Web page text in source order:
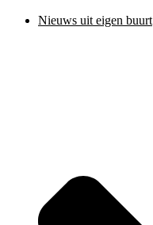
Nieuws uit eigen buurt